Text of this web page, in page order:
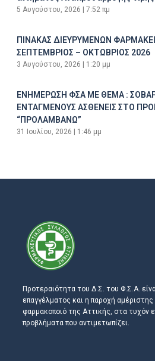
5 Αυγούστου, 2026 7:52 πμ
ΠΙΝΑΚΑΣ ΔΙΕΥΡΥΜΕΝΩΝ
ΣΕΠΤΕΜΒΡΙΟΣ – ΟΚΤΩΒΡΙΟΣ 2026
3 Αυγούστου, 2026 1:20 μμ
ΕΝΗΜΕΡΩΣΗ ΦΣΑ ΜΕ ΘΕΜΑ :
ΕΝΤΑΓΜΕΝΟΥΣ ΑΣΘΕΝΕΙΣ ΣΤΟ
“ΠΡΟΛΑΜΒΑΝΩ”
31 Ιουλίου, 2026 1:46 μμ
Προτεραιότητα του Δ.Σ. του Φ.Σ.Α.
επαγγέλματος και η παροχή
φαρμακοποιό της Αττικής, στα τυχόν
προβλήματα που αντιμετωπίζει.